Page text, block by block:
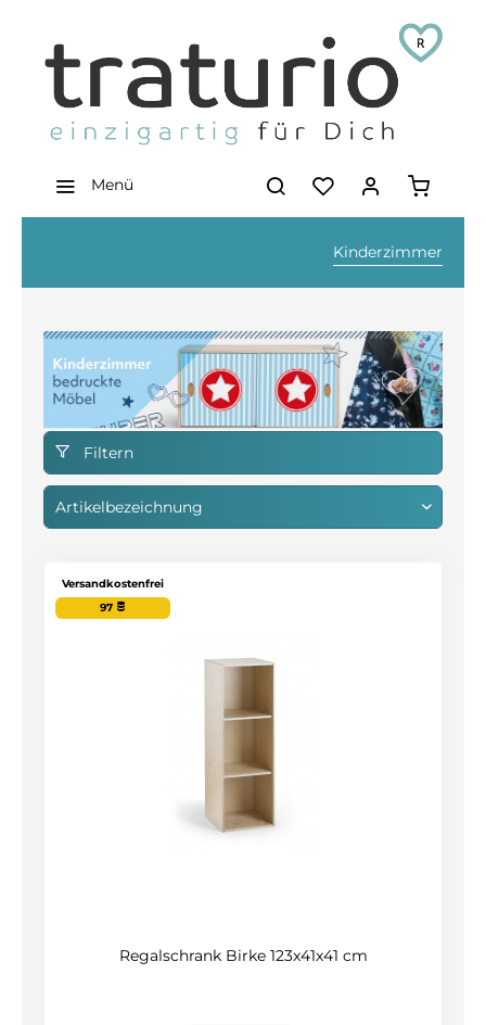
Menü
Kinderzimmer
Filtern
Versandkostenfrei
97
Regalschrank Birke 123x41x41 cm